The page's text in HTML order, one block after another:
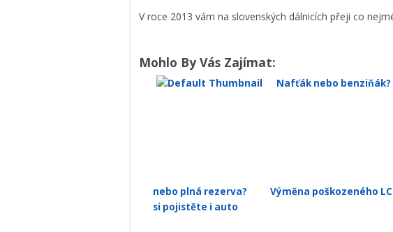
V roce 2013 vám na slovenských dálnicích přeji co
Mohlo By Vás Zajímat:
Nafťák nebo benziňák?
nebo plná rezerva? Výměna poškozeného
si pojistěte i auto